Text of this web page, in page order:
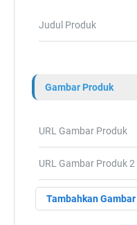
Gambar Produk
Tambahkan Gambar